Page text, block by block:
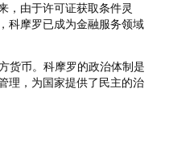
，由于许可证获取条件灵
科摩罗已成为金融服务领域
货币。科摩罗的政治体制是
理，为国家提供了民主的治